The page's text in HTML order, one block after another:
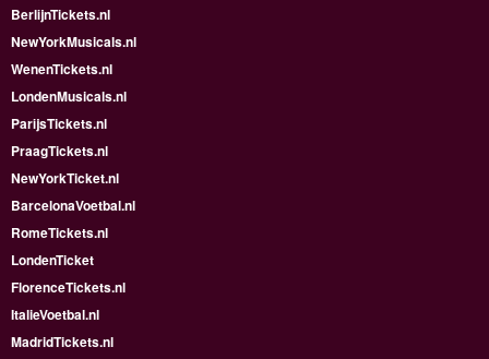
BerlijnTickets.nl
NewYorkMusicals.nl
WenenTickets.nl
LondenMusicals.nl
ParijsTickets.nl
PraagTickets.nl
NewYorkTicket.nl
BarcelonaVoetbal.nl
RomeTickets.nl
LondenTicket
FlorenceTickets.nl
ItalieVoetbal.nl
MadridTickets.nl